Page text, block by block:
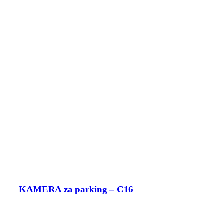
KAMERA za parking – C16